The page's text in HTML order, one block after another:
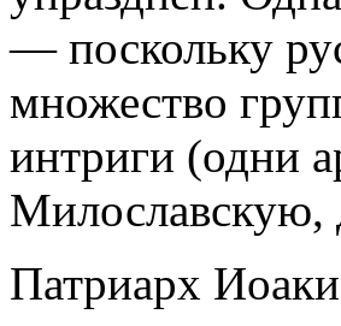
— поскольку
множество
интриги (одни
Патриарх